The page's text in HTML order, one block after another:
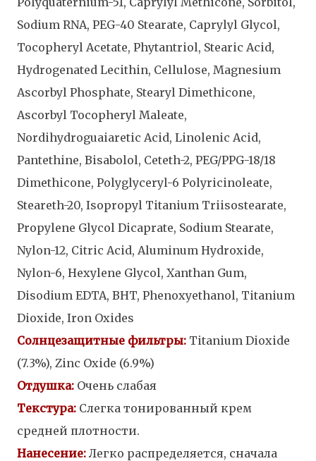
Sodium RNA, PEG-40 Stearate, Caprylyl Glycol,
Tocopheryl Acetate, Phytantriol, Stearic Acid,
Hydrogenated Lecithin, Cellulose, Magnesium
Ascorbyl Phosphate, Stearyl Dimethicone,
Ascorbyl Tocopheryl Maleate,
Nordihydroguaiaretic Acid, Linolenic Acid,
Pantethine, Bisabolol, Ceteth-2, PEG/PPG-18/18
Dimethicone, Polyglyceryl-6 Polyricinoleate,
Steareth-20, Isopropyl Titanium Triisostearate,
Propylene Glycol Dicaprate, Sodium Stearate,
Nylon-12, Citric Acid, Aluminum Hydroxide,
Nylon-6, Hexylene Glycol, Xanthan Gum,
Disodium EDTA, BHT, Phenoxyethanol, Titanium
Dioxide, Iron Oxides
Солнцезащитные фильтры: Titanium Dioxide
(7.3%), Zinc Oxide (6.9%)
Отдушка: Очень слабая
Текстура: Слегка тонированный крем
средней плотности.
Нанесение: Легко распределяется, сначала